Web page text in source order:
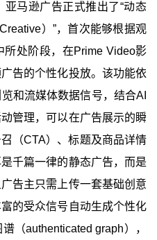
马逊广告正式推出了“动态
）”，首次能够根据观
处阶段，在Prime Video影
告的个性化投放。该功能依
和流媒体数据信号，结合AI
管理，可以在广告展示的瞬
（CTA）、标题及商品详情
千篇一律的静态广告，而是
告主只需上传一套基础创意
的受众信号自动生成个性化
（authenticated graph），